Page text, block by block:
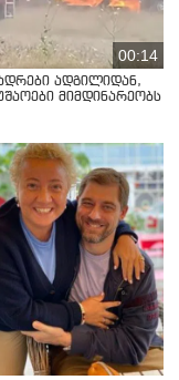
00:14
ადგილიდან,
მიმდინარეობს